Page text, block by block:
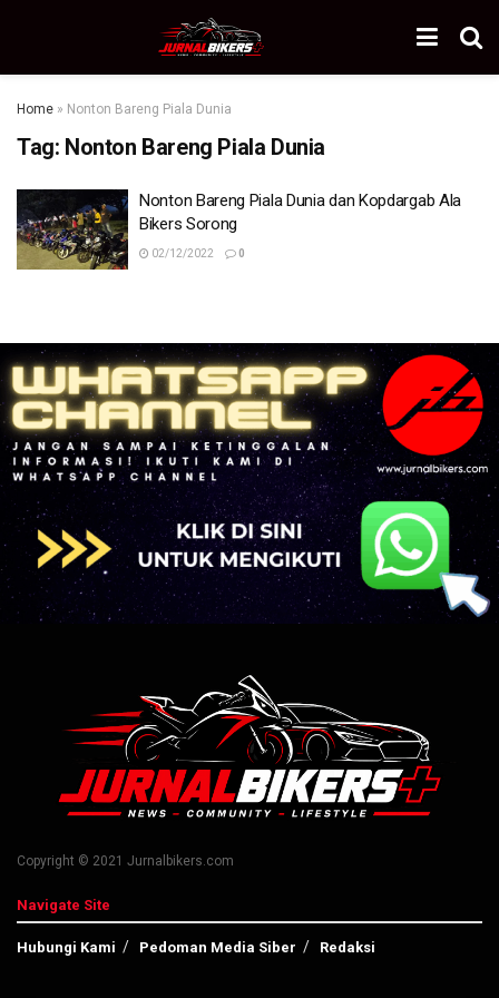
Home » Nonton Bareng Piala Dunia
Tag: Nonton Bareng Piala Dunia
Nonton Bareng Piala Dunia dan Kopdargab Ala
Bikers Sorong
02/12/2022 0
Copyright © 2021 Jurnalbikers.com
Navigate Site
Hubungi Kami Pedoman Media Siber Redaksi